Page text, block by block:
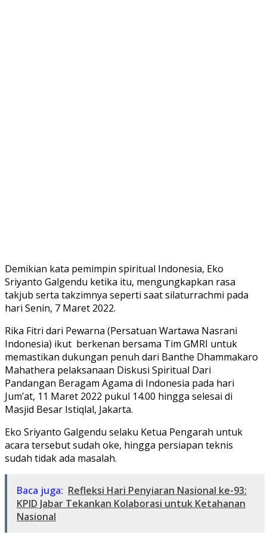
Demikian kata pemimpin spiritual Indonesia, Eko
Sriyanto Galgendu ketika itu, mengungkapkan rasa
takjub serta takzimnya seperti saat silaturrachmi pada
hari Senin, 7 Maret 2022.
Rika Fitri dari Pewarna (Persatuan Wartawa Nasrani
Indonesia) ikut berkenan bersama Tim GMRI untuk
memastikan dukungan penuh dari Banthe Dhammakaro
Mahathera pelaksanaan Diskusi Spiritual Dari
Pandangan Beragam Agama di Indonesia pada hari
Jum’at, 11 Maret 2022 pukul 14.00 hingga selesai di
Masjid Besar Istiqlal, Jakarta.
Eko Sriyanto Galgendu selaku Ketua Pengarah untuk
acara tersebut sudah oke, hingga persiapan teknis
sudah tidak ada masalah.
Baca juga: Refleksi Hari Penyiaran Nasional ke-93:
KPID Jabar Tekankan Kolaborasi untuk Ketahanan
Nasional